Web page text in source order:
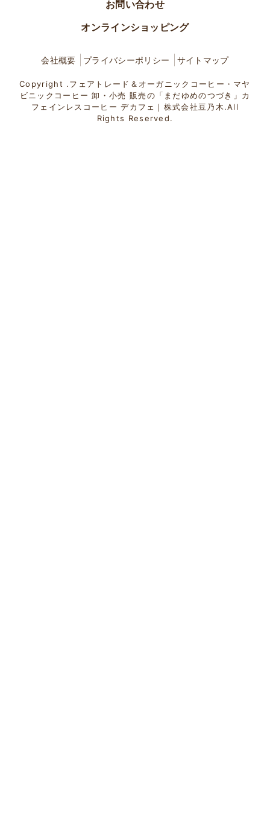
お問い合わせ
オンラインショッピング
会社概要 プライバシーポリシー サイトマップ
Copyright .フェアトレード＆オーガニックコーヒー・マヤ
ビニックコーヒー 卸・小売 販売の「まだゆめのつづき」カ
フェインレスコーヒー デカフェ｜株式会社豆乃木.All
Rights Reserved.